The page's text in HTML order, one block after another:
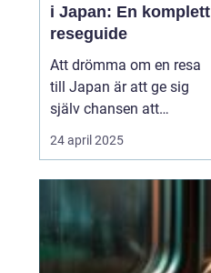
i Japan: En komplett
reseguide
Att drömma om en resa
till Japan är att ge sig
själv chansen att
uppleva en värld där
tradition och modernitet
futuristiska neonskenen
i Tokyo till de fridfulla
tempelområde...
24 april 2025